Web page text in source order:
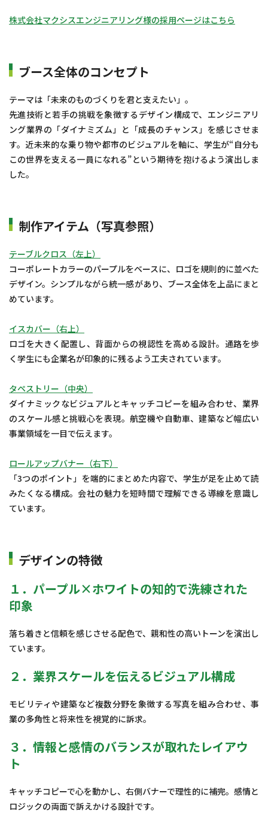
株式会社マクシスエンジニアリング様の採用ページはこちら
ブース全体のコンセプト
テーマは「未来のものづくりを君と支えたい」。
先進技術と若手の挑戦を象徴するデザイン構成で、エンジニアリ
ング業界の「ダイナミズム」と「成長のチャンス」を感じさせま
す。近未来的な乗り物や都市のビジュアルを軸に、学生が“自分も
この世界を支える一員になれる”という期待を抱けるよう演出しま
した。
制作アイテム（写真参照）
テーブルクロス（左上）
コーポレートカラーのパープルをベースに、ロゴを規則的に並べた
デザイン。シンプルながら統一感があり、ブース全体を上品にまと
めています。
イスカバー（右上）
ロゴを大きく配置し、背面からの視認性を高める設計。通路を歩
く学生にも企業名が印象的に残るよう工夫されています。
タペストリー（中央）
ダイナミックなビジュアルとキャッチコピーを組み合わせ、業界
のスケール感と挑戦心を表現。航空機や自動車、建築など幅広い
事業領域を一目で伝えます。
ロールアップバナー（右下）
「3つのポイント」を端的にまとめた内容で、学生が足を止めて読
みたくなる構成。会社の魅力を短時間で理解できる導線を意識し
ています。
デザインの特徴
１．パープル×ホワイトの知的で洗練された
印象
落ち着きと信頼を感じさせる配色で、親和性の高いトーンを演出し
ています。
２．業界スケールを伝えるビジュアル構成
モビリティや建築など複数分野を象徴する写真を組み合わせ、事
業の多角性と将来性を視覚的に訴求。
３．情報と感情のバランスが取れたレイアウ
ト
キャッチコピーで心を動かし、右側バナーで理性的に補完。感情と
ロジックの両面で訴えかける設計です。